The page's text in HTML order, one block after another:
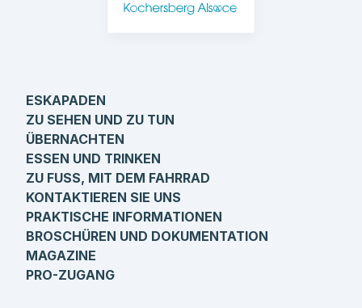
ESKAPADEN
ZU SEHEN UND ZU TUN
ÜBERNACHTEN
ESSEN UND TRINKEN
ZU FUSS, MIT DEM FAHRRAD
KONTAKTIEREN SIE UNS
PRAKTISCHE INFORMATIONEN
BROSCHÜREN UND DOKUMENTATION
MAGAZINE
PRO-ZUGANG